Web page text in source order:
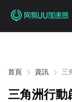
首頁 資訊
三
三角洲行動